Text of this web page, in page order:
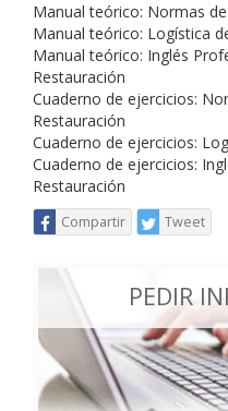
Manual teórico: Normas
Manual teórico: Logística
Manual teórico: Inglés
Restauración
Cuaderno de ejercicios:
Restauración
Cuaderno de ejercicios:
Cuaderno de ejercicios:
Restauración
Compartir Tweet
PEDIR